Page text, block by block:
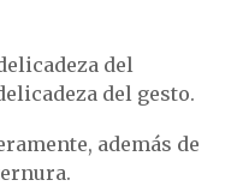
del
del gesto.
además de